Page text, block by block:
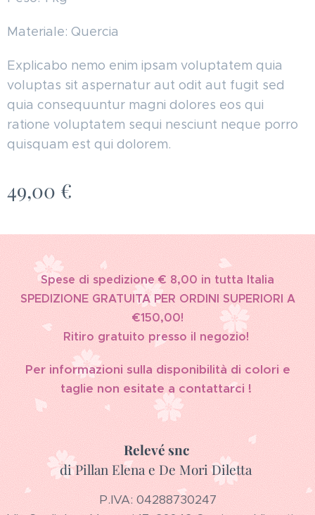
Materiale: Quercia
Explicabo nemo enim ipsam voluptatem quia
voluptas sit aspernatur aut odit aut fugit sed
quia consequuntur magni dolores eos qui
ratione voluptatem sequi nesciunt neque porro
quisquam est qui dolorem.
49,00 €
Spese di spedizione € 8,00 in tutta Italia
SPEDIZIONE GRATUITA PER ORDINI SUPERIORI A
€150,00!
Ritiro gratuito presso il negozio!
Per informazioni sulla disponibilità di colori e
taglie non esitate a contattarci !
Relevé snc
di Pillan Elena e De Mori Diletta
P.IVA: 04288730247